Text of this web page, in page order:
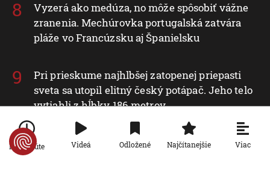
Vyzerá ako medúza, no môže spôsobiť vážne
zranenia. Mechúrovka portugalská zatvára
pláže vo Francúzsku aj Španielsku
Pri prieskume najhlbšej zatopenej priepasti
sveta sa utopil elitný český potápač. Jeho telo
vytiahli z hĺbky 186 metrov
Seniori sa začínajú zaujímať o rodičovský
Po minúte Videá Odložené Najčítanejšie Viac